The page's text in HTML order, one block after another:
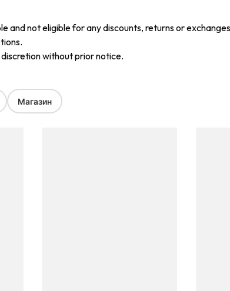
and not eligible for any discounts, returns or
without prior notice.
Магазин